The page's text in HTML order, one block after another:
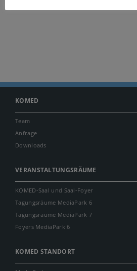
KOMED
Team
Anfrage
Downloads
VERANSTALTUNGSRÄUME
KOMED-Saal und Saal-Foyer
Tagungsräume MediaPark 6
Tagungsräume MediaPark 7
Foyers MediaPark 6
KOMED STANDORT